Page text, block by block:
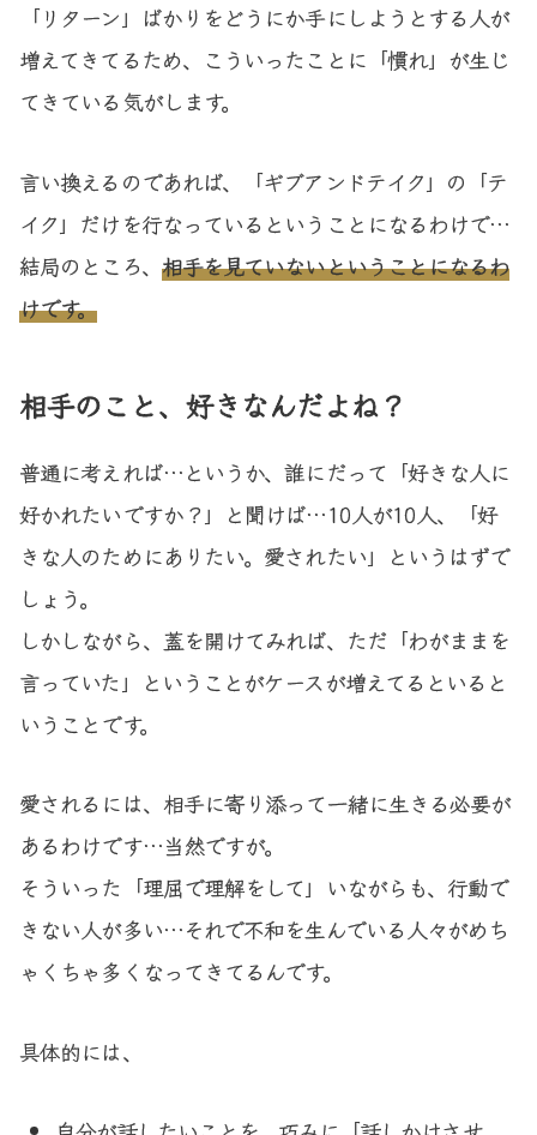
「リターン」ばかりをどうにか手にしようとする人が
増えてきてるため、こういったことに「慣れ」が生じ
てきている気がします。
言い換えるのであれば、「ギブアンドテイク」の「テ
イク」だけを行なっているということになるわけで…
結局のところ、 相手を見ていないということになるわ
けです。
相手のこと、好きなんだよね？
普通に考えれば…というか、誰にだって「好きな人に
好かれたいですか？」と聞けば…10人が10人、「好
きな人のためにありたい。愛されたい」というはずで
しょう。
しかしながら、蓋を開けてみれば、ただ「わがままを
言っていた」ということがケースが増えてるといると
いうことです。
愛されるには、相手に寄り添って一緒に生きる必要が
あるわけです…当然ですが。
そういった「理屈で理解をして」いながらも、行動で
きない人が多い…それで不和を生んでいる人々がめち
ゃくちゃ多くなってきてるんです。
具体的には、